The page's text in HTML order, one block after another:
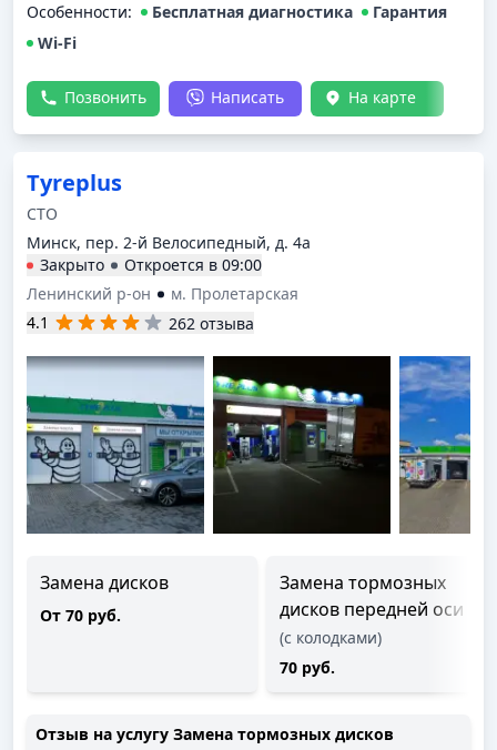
Особенности:
Бесплатная диагностика
Гарантия
Wi-Fi
Позвонить Написать На карте
Tyreplus
СТО
Минск, пер. 2-й Велосипедный, д. 4а
Закрыто
Откроется в 09:00
Ленинский р-он
м. Пролетарская
4.1
262 отзыва
Замена дисков
От 70 руб.
Замена тормозных
дисков передней оси
(с колодками)
70 руб.
Отзыв на услугу Замена тормозных дисков